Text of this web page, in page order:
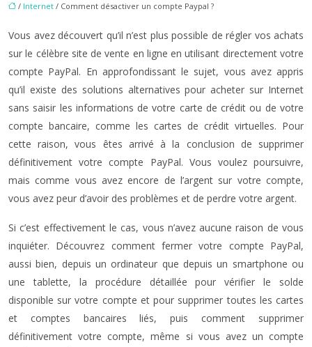
/ Internet / Comment désactiver un compte Paypal ?
Vous avez découvert qu’il n’est plus possible de régler vos achats
sur le célèbre site de vente en ligne en utilisant directement votre
compte PayPal. En approfondissant le sujet, vous avez appris
qu’il existe des solutions alternatives pour acheter sur Internet
sans saisir les informations de votre carte de crédit ou de votre
compte bancaire, comme les cartes de crédit virtuelles. Pour
cette raison, vous êtes arrivé à la conclusion de supprimer
définitivement votre compte PayPal. Vous voulez poursuivre,
mais comme vous avez encore de l’argent sur votre compte,
vous avez peur d’avoir des problèmes et de perdre votre argent.
Si c’est effectivement le cas, vous n’avez aucune raison de vous
inquiéter. Découvrez comment fermer votre compte PayPal,
aussi bien, depuis un ordinateur que depuis un smartphone ou
une tablette, la procédure détaillée pour vérifier le solde
disponible sur votre compte et pour supprimer toutes les cartes
et comptes bancaires liés, puis comment supprimer
définitivement votre compte, même si vous avez un compte